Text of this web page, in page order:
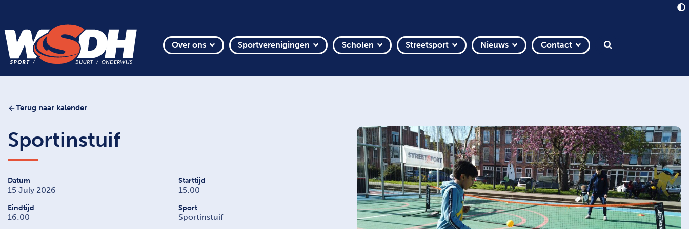
Over ons Sportverenigingen Scholen Streetsport Nieuws Contact
Terug naar kalender
Sportinstuif
Datum
15 July 2026
Starttijd
15:00
Eindtijd
16:00
Sport
Sportinstuif